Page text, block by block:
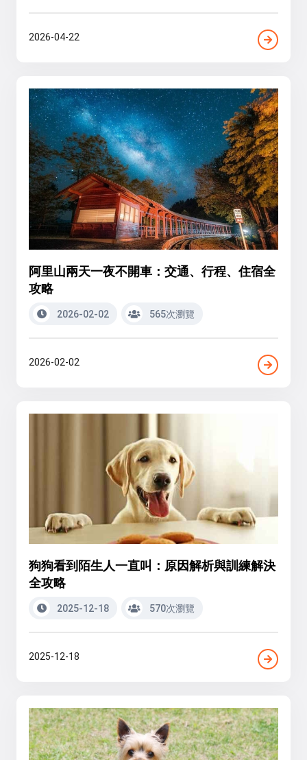
2026-04-22
阿里山兩天一夜不開車：交通、行程、住宿全
攻略
2026-02-02 565次瀏覽
2026-02-02
狗狗看到陌生人一直叫：原因解析與訓練解決
全攻略
2025-12-18 570次瀏覽
2025-12-18